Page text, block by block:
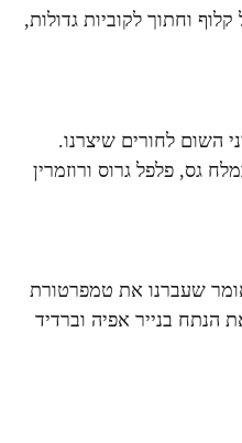
לפרוסות עבות בעובי של 1 ס"מ, 1 ראש סלרי קלוף וחתוך לקוביות גדולות, 1 בצל קלוף וחתוך לקוביות גדולות,
את שיני השום לחורים שיצרנו.
גס, פלפל גרוס ורוזמרין
שעברנו את טמפרטורת
הנתח בנייר אפיה וברדיד